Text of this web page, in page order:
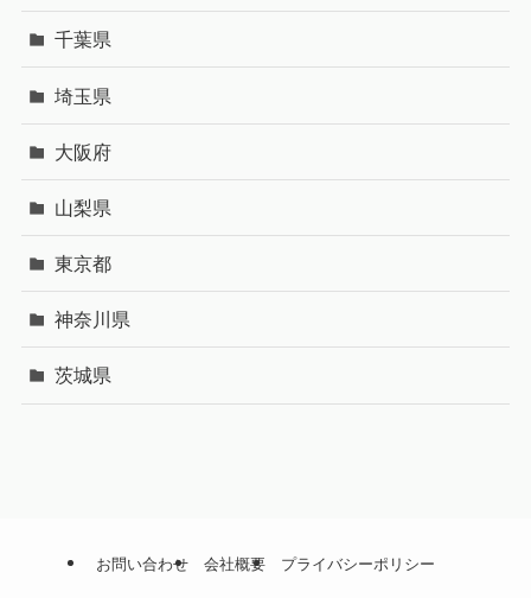
千葉県
埼玉県
大阪府
山梨県
東京都
神奈川県
茨城県
お問い合わせ 会社概要 プライバシーポリシー